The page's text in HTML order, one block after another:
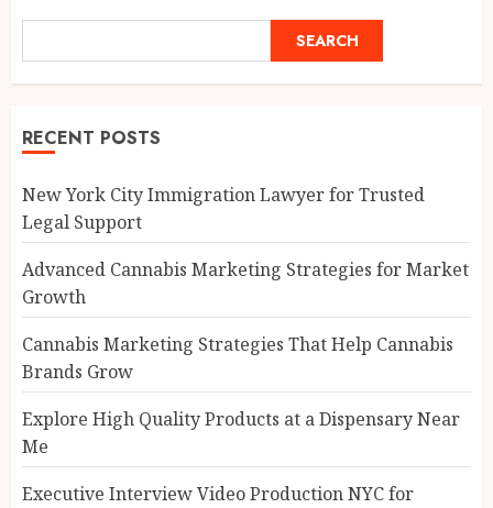
SEARCH
RECENT POSTS
New York City Immigration Lawyer for Trusted
Legal Support
Advanced Cannabis Marketing Strategies for Market
Growth
Cannabis Marketing Strategies That Help Cannabis
Brands Grow
Explore High Quality Products at a Dispensary Near
Me
Executive Interview Video Production NYC for